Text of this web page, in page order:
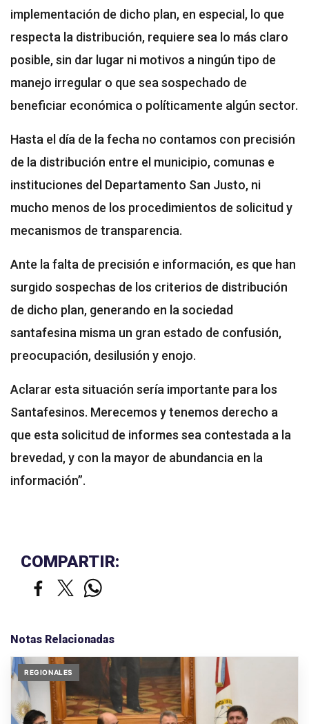
implementación de dicho plan, en especial, lo que
respecta la distribución, requiere sea lo más claro
posible, sin dar lugar ni motivos a ningún tipo de
manejo irregular o que sea sospechado de
beneficiar económica o políticamente algún sector.
Hasta el día de la fecha no contamos con precisión
de la distribución entre el municipio, comunas e
instituciones del Departamento San Justo, ni
mucho menos de los procedimientos de solicitud y
mecanismos de transparencia.
Ante la falta de precisión e información, es que han
surgido sospechas de los criterios de distribución
de dicho plan, generando en la sociedad
santafesina misma un gran estado de confusión,
preocupación, desilusión y enojo.
Aclarar esta situación sería importante para los
Santafesinos. Merecemos y tenemos derecho a
que esta solicitud de informes sea contestada a la
brevedad, y con la mayor de abundancia en la
información”.
COMPARTIR:
Notas Relacionadas
REGIONALES